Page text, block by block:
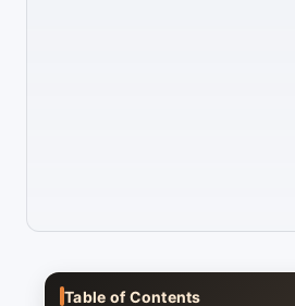
Table of Contents